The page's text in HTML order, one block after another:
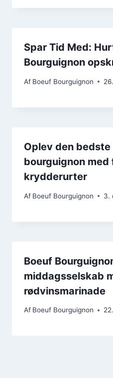
Spar Tid Med:
Bourguignon
Af Boeuf Bourguignon
Oplev den bedste
bourguignon med
krydderurter
Af Boeuf Bourguignon 3.
Boeuf
middagsselskab
rødvinsmarinade
Af Boeuf Bourguignon